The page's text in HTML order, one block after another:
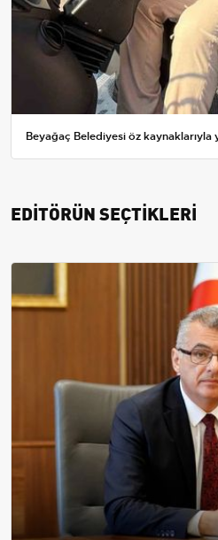
Beyağaç Belediyesi öz kaynaklarıyla
EDİTÖRÜN SEÇTİKLERİ